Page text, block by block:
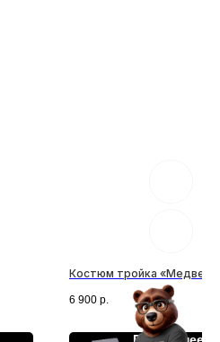
Костюм тройка
6 900 р.